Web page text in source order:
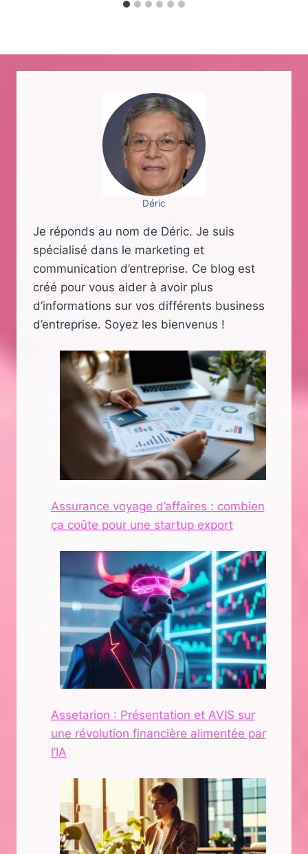
Déric
Je réponds au nom de Déric. Je suis
spécialisé dans le marketing et
communication d’entreprise. Ce blog est
créé pour vous aider à avoir plus
d’informations sur vos différents business
d’entreprise. Soyez les bienvenus !
Assurance voyage d’affaires : combien
ça coûte pour une startup export
Assetarion : Présentation et AVIS sur
une révolution financière alimentée par
l’IA